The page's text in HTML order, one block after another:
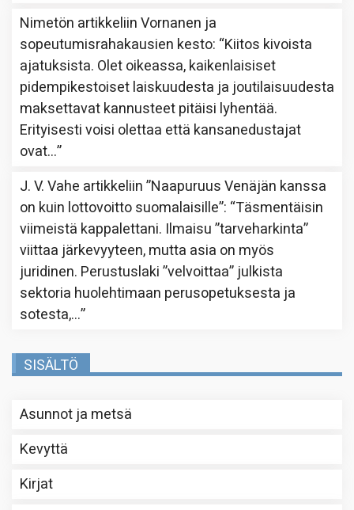
Nimetön artikkeliinVornanen ja
sopeutumisrahakausien kesto: “Kiitos kivoista
ajatuksista. Olet oikeassa, kaikenlaisiset
pidempikestoiset laiskuudesta ja joutilaisuudesta
maksettavat kannusteet pitäisi lyhentää.
Erityisesti voisi olettaa että kansanedustajat
ovat…”
J. V. Vahe artikkeliin”Naapuruus Venäjän kanssa
on kuin lottovoitto suomalaisille”: “Täsmentäisin
viimeistä kappalettani. Ilmaisu ”tarveharkinta”
viittaa järkevyyteen, mutta asia on myös
juridinen. Perustuslaki ”velvoittaa” julkista
sektoria huolehtimaan perusopetuksesta ja
sotesta,…”
SISÄLTÖ
Asunnot ja metsä
Kevyttä
Kirjat